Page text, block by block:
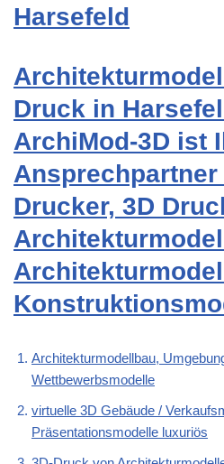
Harsefeld
Druck in
ArchiMod-3D ist
Ansprechpartner
Drucker, 3D
Architekturmodellbau,
Wettbewerbsmodelle
virtuelle 3D Gebäude /
Präsentationsmodelle luxuriös